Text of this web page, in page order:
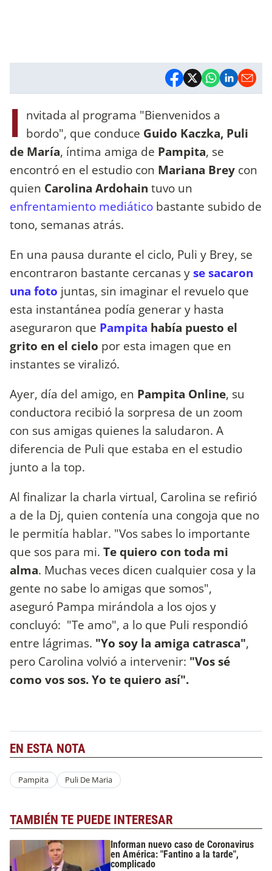
I nvitada al programa "Bienvenidos a
bordo", que conduce Guido Kaczka, Puli
de María, íntima amiga de Pampita, se
encontró en el estudio con Mariana Brey con
quien Carolina Ardohain tuvo un
enfrentamiento mediático bastante subido de
tono, semanas atrás.
En una pausa durante el ciclo, Puli y Brey, se
encontraron bastante cercanas yse sacaron
una foto juntas, sin imaginar el revuelo que
esta instantánea podía generar y hasta
aseguraron que Pampita había puesto el
grito en el cielo por esta imagen que en
instantes se viralizó.
Ayer, día del amigo, en Pampita Online, su
conductora recibió la sorpresa de un zoom
con sus amigas quienes la saludaron. A
diferencia de Puli que estaba en el estudio
junto a la top.
Al finalizar la charla virtual, Carolina se refirió
a de la Dj, quien contenía una congoja que no
le permitía hablar. "Vos sabes lo importante
que sos para mi. Te quiero con toda mi
alma. Muchas veces dicen cualquier cosa y la
gente no sabe lo amigas que somos",
aseguró Pampa mirándola a los ojos y
concluyó: "Te amo", a lo que Puli respondió
entre lágrimas. "Yo soy la amiga catrasca",
pero Carolina volvió a intervenir: "Vos sé
como vos sos. Yo te quiero así".
EN ESTA NOTA
Pampita Puli De Maria
TAMBIÉN TE PUEDE INTERESAR
Informan nuevo caso de Coronavirus
en América: "Fantino a la tarde",
complicado